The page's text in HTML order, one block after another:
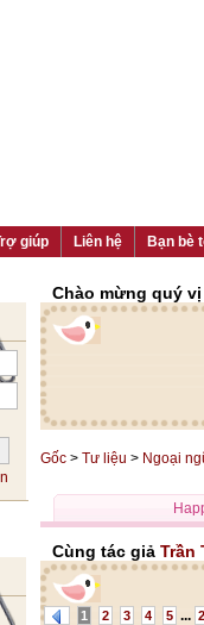
giúp Liên hệ Bạn bè
Chào mừng quý
Gốc > Tư liệu > Ngoại
Cùng tác giả Trần
1 2 3 4 5 ...